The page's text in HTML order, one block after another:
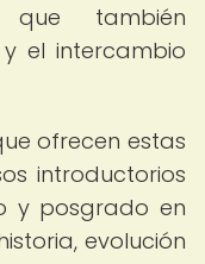
que también
el intercambio
ofrecen estas
introductorios
y posgrado en
evolución